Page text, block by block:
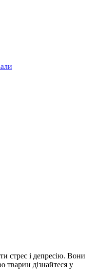
стрес і депресію. Вони
тварин дізнайтеся у